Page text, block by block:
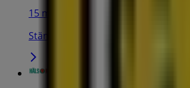
15 m
Stängt